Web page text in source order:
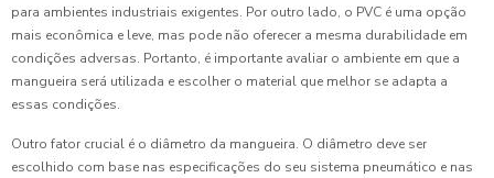
para ambientes industriais exigentes. Por outro lado, o PVC é uma opção
mais econômica e leve, mas pode não oferecer a mesma durabilidade em
condições adversas. Portanto, é importante avaliar o ambiente em que a
mangueira será utilizada e escolher o material que melhor se adapta a
essas condições.
Outro fator crucial é o diâmetro da mangueira. O diâmetro deve ser
escolhido com base nas especificações do seu sistema pneumático e nas